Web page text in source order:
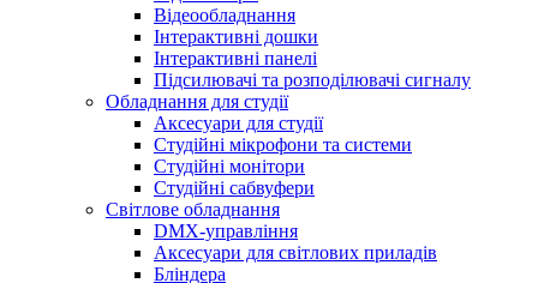
Відеообладнання
Інтерактивні дошки
Інтерактивні панелі
Підсилювачі та розподілювачі сигналу
Обладнання для студії
Аксесуари для студії
Студійні мікрофони та системи
Студійні монітори
Студійні сабвуфери
Світлове обладнання
DMX-управління
Аксесуари для світлових приладів
Бліндера